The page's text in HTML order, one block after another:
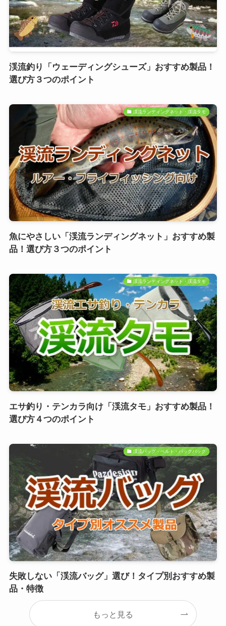
渓流釣り「ウェーディングシューズ」おすすめ製品！
選び方３つのポイント
渓流ランディングネット・渓流タモ
魚にやさしい「渓流ランディングネット」おすすめ製
品！選び方３つのポイント
渓流ランディングネット・渓流タモ
エサ釣り・テンカラ向け「渓流タモ」おすすめ製品！
選び方４つのポイント
渓流バッグ・ベルト・パックパック
失敗しない「渓流バッグ」選び！タイプ別おすすめ製
品・特徴
もっと見る